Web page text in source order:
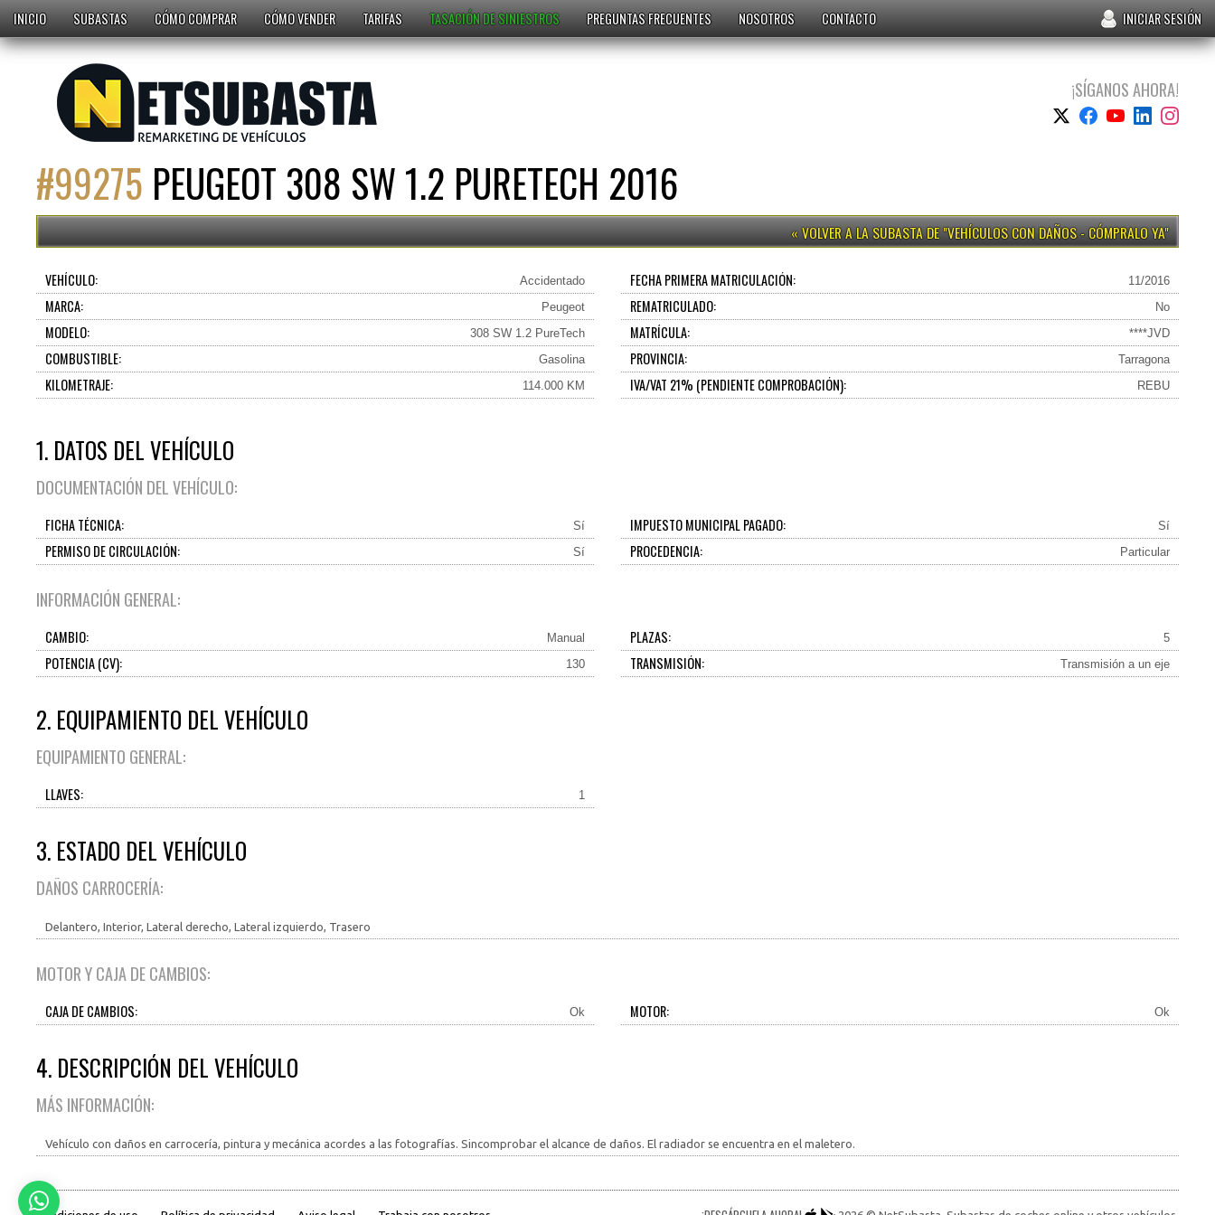
INICIO SUBASTAS CÓMO COMPRAR CÓMO VENDER TARIFAS TASACIÓN DE SINIESTROS PREGUNTAS FRECUENTES NOSOTROS CONTACTO INICIAR SESIÓN
¡SÍGANOS AHORA!
#99275 PEUGEOT 308 SW 1.2 PURETECH 2016
VEHÍCULOS CON DAÑOS - CÓMPRALO YA
VEHÍCULO: Accidentado
MARCA: Peugeot
MODELO: 308 SW 1.2 PureTech
COMBUSTIBLE: Gasolina
KILOMETRAJE: 114.000 KM
FECHA PRIMERA MATRICULACIÓN: 11/2016
REMATRICULADO: No
MATRÍCULA: ****JVD
PROVINCIA: Tarragona
IVA/VAT 21% (PENDIENTE COMPROBACIÓN): REBU
1. DATOS DEL VEHÍCULO
DOCUMENTACIÓN DEL VEHÍCULO:
FICHA TÉCNICA: Sí
PERMISO DE CIRCULACIÓN: Sí
IMPUESTO MUNICIPAL PAGADO: Sí
PROCEDENCIA: Particular
INFORMACIÓN GENERAL:
CAMBIO: Manual
POTENCIA (CV): 130
PLAZAS: 5
TRANSMISIÓN: Transmisión a un eje
2. EQUIPAMIENTO DEL VEHÍCULO
EQUIPAMIENTO GENERAL:
LLAVES: 1
3. ESTADO DEL VEHÍCULO
DAÑOS CARROCERÍA:
Delantero, Interior, Lateral derecho, Lateral izquierdo, Trasero
MOTOR Y CAJA DE CAMBIOS:
CAJA DE CAMBIOS: Ok MOTOR: Ok
4. DESCRIPCIÓN DEL VEHÍCULO
MÁS INFORMACIÓN:
Vehículo con daños en carrocería, pintura y mecánica acordes a las fotografías. Sincomprobar el alcance de daños. El radiador se encuentra en el maletero.